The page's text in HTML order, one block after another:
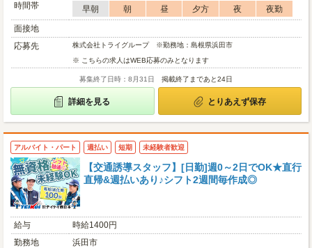
時間帯
早朝 朝 昼 夕方 夜
夜勤
面接地
応募先
株式会社トライグループ ※勤務地：島根県浜田市
※ こちらの求人はWEB応募のみとなります
募集終了日時：8月31日 掲載終了まであと24日
詳細を見る とりあえず保存
アルバイト・パート 週払い 短期 未経験者歓迎
【交通誘導スタッフ】[日勤]週0～2日でOK★直行
直帰&週払いあり♪シフト2週間毎作成◎
給与
時給1400円
勤務地
浜田市